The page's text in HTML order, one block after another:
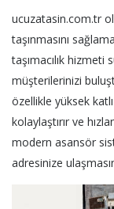
ucuzatasin.com.tr
taşınmasını
taşımacılık hizmeti
müşterilerinizi
özellikle yüksek
kolaylaştırır ve
modern asansör
adresinize